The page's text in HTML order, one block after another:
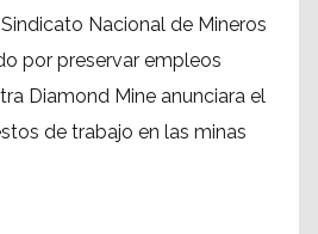
Nacional de Mineros
por preservar empleos
Diamond Mine anunciara el
de trabajo en las minas